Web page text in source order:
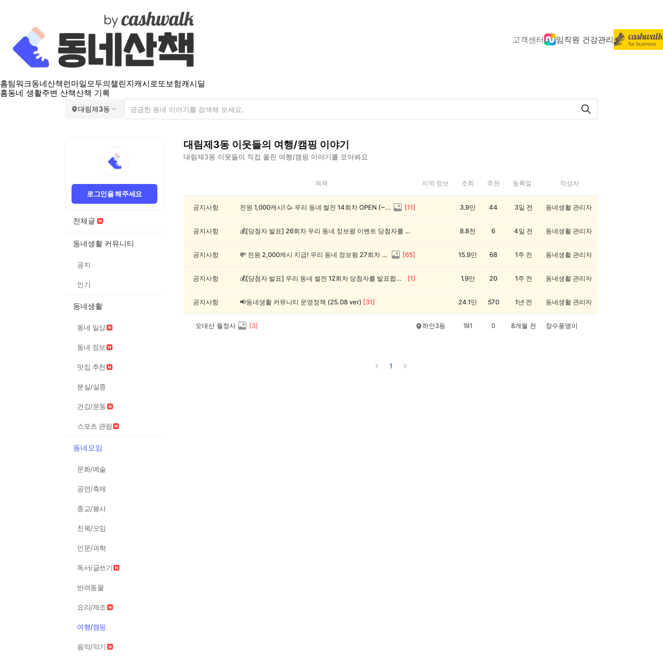
고객센터 임직원 건강관리
홈팀워크동네산책 런마일모두의챌린지캐시로또보험캐시딜
홈동네 생활주변 산책산책 기록
대림제3동
로그인을 해주세요
전체글
동네생활 커뮤니티
공지
인기
동네생활
동네 일상
동네 정보
맛집 추천
분실/실종
건강/운동
스포츠 관람
동네모임
문화/예술
공연/축제
종교/봉사
친목/모임
인문/과학
독서/글쓰기
반려동물
요리/제조
여행/캠핑
음악/악기
대림제3동 이웃들의 여행/캠핑 이야기
대림제3동 이웃들이 직접 올린 여행/캠핑 이야기를 모아봐요
제
행/
제목 지역 정보 조회 추천 등록일 작성자
공지사항 전원 1,000캐시! 🥳 우리 동네 썰전 14회차 OPEN (~8/17) [11] 3.9만 44 3일 전 동네생활 관리자
공지사항 💰[당첨자 발표] 26회차 우리 동네 정보왕 이벤트 당첨자를 발표합니다! 8.8천 6 4일 전 동네생활 관리자
공지사항 💸 전원 2,000캐시 지급! 우리 동네 정보왕 27회차 (~8/10) [65] 15.9만 68 1주 전 동네생활 관리자
공지사항 💰[당첨자 발표] 우리 동네 썰전 12회차 당첨자를 발표합니다! [1] 1.9만 20 1주 전 동네생활 관리자
공지사항 📢동네생활 커뮤니티 운영정책 (25.08 ver) [31] 24.1만 570 1년 전 동네생활 관리자
오대산 월정사 [3] 하안3동 191 0 8개월 전 장수풍뎅이
1